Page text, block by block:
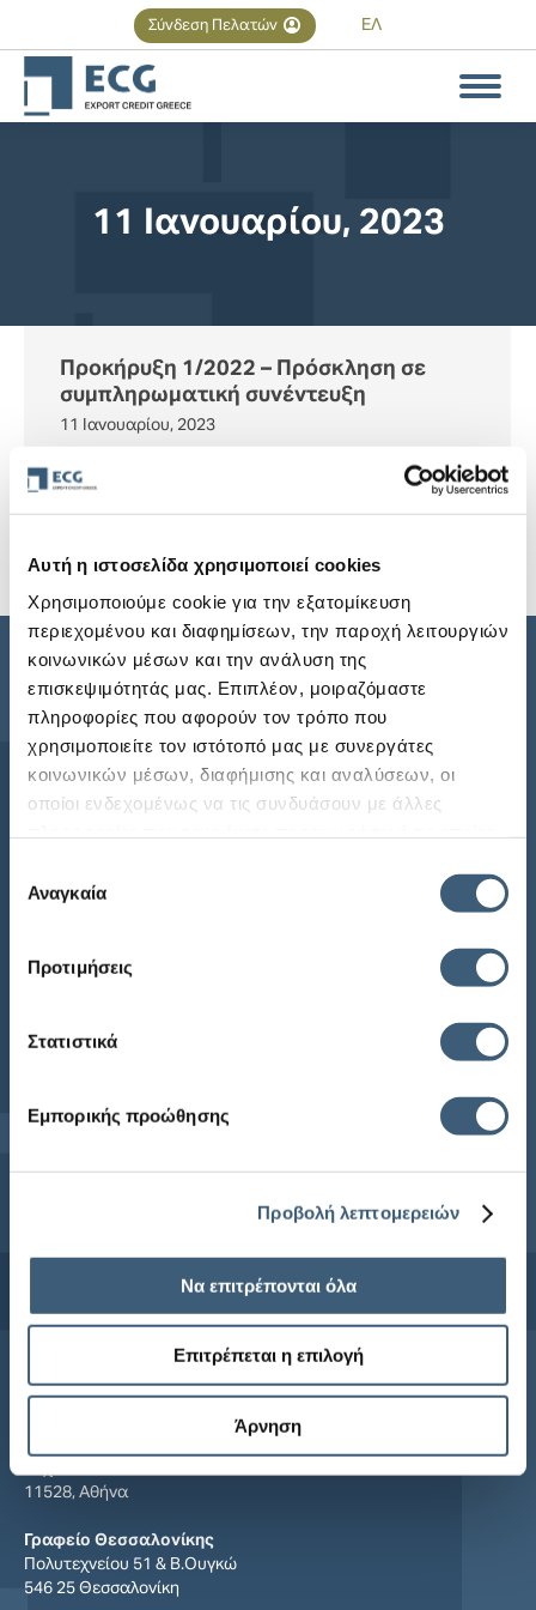
Αυτή η ιστοσελίδα χρησιμοποιεί cookies
Χρησιμοποιούμε cookie για την εξατομίκευση
περιεχομένου και διαφημίσεων, την παροχή λειτουργιών
κοινωνικών μέσων και την ανάλυση της
επισκεψιμότητάς μας. Επιπλέον, μοιραζόμαστε
πληροφορίες που αφορούν τον τρόπο που
χρησιμοποιείτε τον ιστότοπό μας με συνεργάτες
κοινωνικών μέσων, διαφήμισης και αναλύσεων, οι
οποίοι ενδεχομένως να τις συνδυάσουν με άλλες
των υπηρεσιών τους.
συγκατάθεσης
Αναγκαία
Προτιμήσεις
Στατιστικά
Εμπορικής προώθησης
Προβολή λεπτομερειών
Να επιτρέπονται όλα
Επιτρέπεται η επιλογή
Άρνηση
Σύνδεση Πελατών ΕΛ
11 Ιανουαρίου, 2023
You are here:
Προκήρυξη 1/2022 – Πρόσκληση σε
συμπληρωματική συνέντευξη
11 Ιανουαρίου, 2023
Κατόπιν εξέτασης των ενστάσεων που υπεβλήθησαν
και έγιναν δεκτές στο πλαίσιο της προκήρυξης 1/2022,
Περισσότερα
Sitemap
Αρχική
Η ECG
Προϊόντα
ECG Newsletter
Επικοινωνία
11528, Αθήνα
Γραφείο Θεσσαλονίκης
Πολυτεχνείου 51 & Β.Ουγκώ
546 25 Θεσσαλονίκη